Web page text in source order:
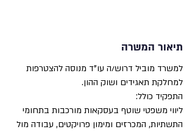
תיאור המשרה
למשרד מוביל דרוש/ה עו"ד מנוסה להצטרפות
למחלקת תאגידים ושוק ההון.
התפקיד כולל:
ליווי משפטי שוטף בעסקאות מורכבות בתחומי
התשתיות, המכרזים ומימון פרויקטים, עבודה מול